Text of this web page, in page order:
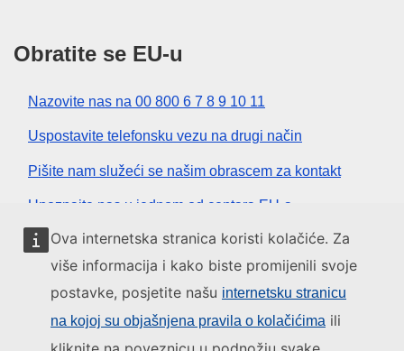
Ova internetska stranica koristi kolačiće. Za
više informacija i kako biste promijenili svoje
postavke, posjetite našu internetsku stranicu
na kojoj su objašnjena pravila o kolačićima ili
Obratite se EU-u
Nazovite nas na 00 800 6 7 8 9 10 11
Uspostavite telefonsku vezu na drugi način
Pišite nam služeći se našim obrascem za kontakt
Upoznajte nas u jednom od centara EU-a
Društvene mreže